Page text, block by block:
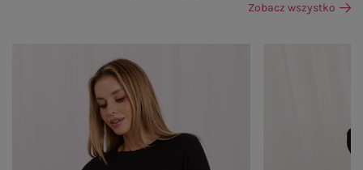
Zobacz wszystko